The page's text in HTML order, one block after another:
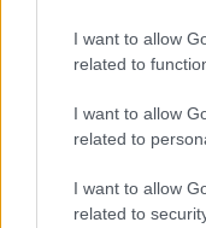
I want to allow
related to
I want to allow
related to
I want to allow
related to